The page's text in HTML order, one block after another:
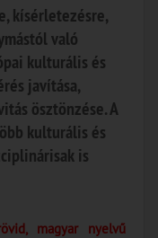
kísérletezésre,
való
kulturális és
javítása,
ösztönzése. A
kulturális és
is
magyar nyelvű